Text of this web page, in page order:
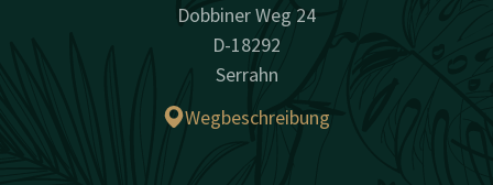
Dobbiner Weg 24
D-18292
Serrahn
Wegbeschreibung